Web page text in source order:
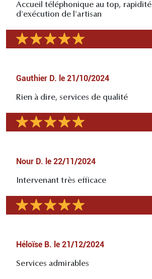
Accueil téléphonique au top, rapidité
d'exécution de l'artisan
Gauthier D. le 21/10/2024
Rien à dire, services de qualité
Nour D. le 22/11/2024
Intervenant très efficace
Héloïse B. le 21/12/2024
Services admirables